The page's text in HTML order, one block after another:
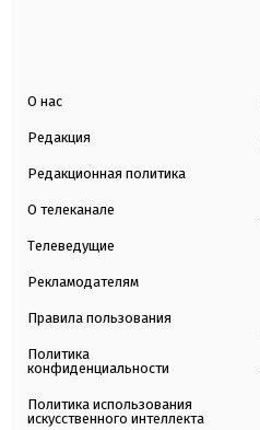
О нас
Редакция
Редакционная политика
О телеканале
Телеведущие
Рекламодателям
Правила пользования
Политика
конфиденциальности
Политика использования
искусственного интеллекта